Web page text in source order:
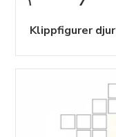
Klippfigurer djur